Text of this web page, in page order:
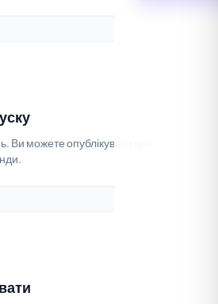
можете опублікувати цей